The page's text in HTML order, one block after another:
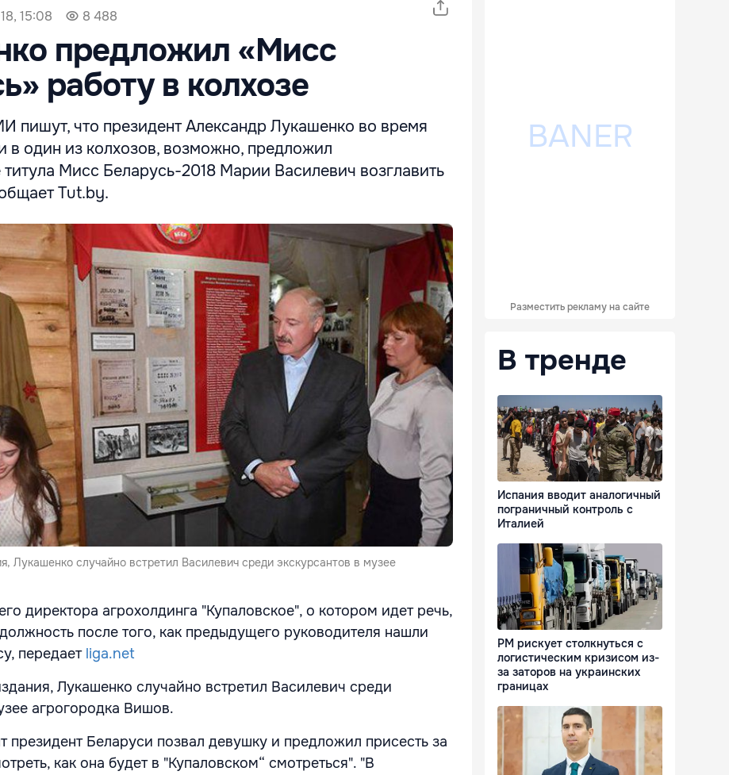
15:08 8 488
предложил «Мисс
работу в колхозе
пишут, что президент Александр Лукашенко во время
в один из колхозов, возможно, предложил
титула Мисс Беларусь-2018 Марии Василевич возглавить
Tut.by.
Лукашенко случайно встретил Василевич среди экскурсантов в музее
директора агрохолдинга "Купаловское", о котором идет речь,
после того, как предыдущего руководителя нашли
передает liga.net
Лукашенко случайно встретил Василевич среди
агрогородка Вишов.
президент Беларуси позвал девушку и предложил присесть за
как она будет в "Купаловском“ смотреться". "В
Разместить рекламу на сайте
В тренде
Испания вводит аналогичный
пограничный контроль с
Италией
РМ рискует столкнуться с
логистическим кризисом из-
за заторов на украинских
границах